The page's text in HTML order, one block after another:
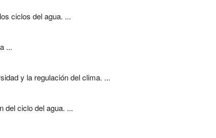
ciclos del agua. ...
...
y la regulación del clima. ...
del ciclo del agua. ...